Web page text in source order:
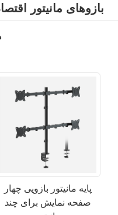
بازوهای مانیتور
پایه مانیتور بازویی چهار
صفحه نمایش برای چند